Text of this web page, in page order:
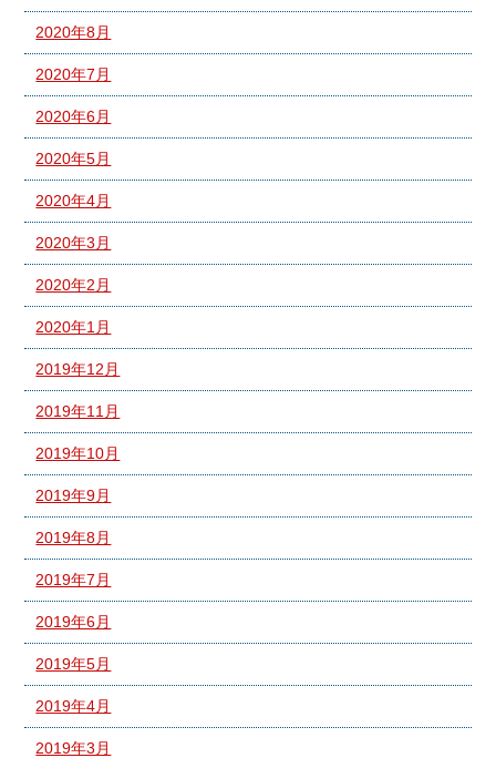
2020年8月
2020年7月
2020年6月
2020年5月
2020年4月
2020年3月
2020年2月
2020年1月
2019年12月
2019年11月
2019年10月
2019年9月
2019年8月
2019年7月
2019年6月
2019年5月
2019年4月
2019年3月